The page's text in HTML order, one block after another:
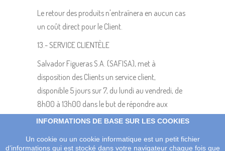
Le retour des produits n'entraînera en aucun cas
un coût direct pour le Client.
13.- SERVICE CLIENTÈLE
Salvador Figueras S.A. (SAFISA), met à
disposition des Clients un service client,
disponible 5 jours sur 7, du lundi au vendredi, de
8h00 à 13h00 dans le but de répondre aux
questions soulevées en relation aux produits, à
aux éventuelles réclamations.
INFORMATIONS DE BASE SUR LES COOKIES
Un cookie ou un cookie informatique est un petit fichier
d’informations qui est stocké dans votre navigateur chaque fois que